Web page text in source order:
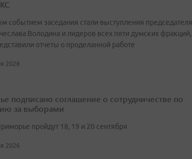
событием заседания стали выступления председателя
Володина и лидеров всех пяти думских фракций,
отчеты о проделанной работе
2026
подписано соглашение о сотрудничестве по
за выборами
пройдут 18, 19 и 20 сентября
2026